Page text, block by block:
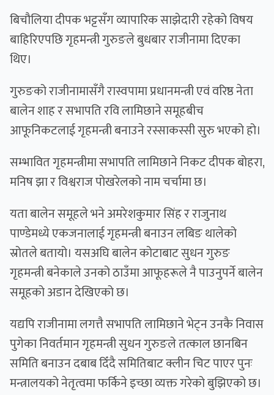
बिचौलिया दीपक भट्टसँग व्यापारिक साझेदारी रहेको विषय
बाहिरिएपछि गृहमन्त्री गुरुङले बुधबार राजीनामा दिएका
थिए।
गुरुङको राजीनामासँगै रास्वपामा प्रधानमन्त्री एवं वरिष्ठ नेता
बालेन शाह र सभापति रवि लामिछाने समूहबीच
आफूनिकटलाई गृहमन्त्री बनाउने रस्साकस्सी सुरु भएको हो।
सम्भावित गृहमन्त्रीमा सभापति लामिछाने निकट दीपक बोहरा,
मनिष झा र विश्वराज पोखरेलको नाम चर्चामा छ।
यता बालेन समूहले भने अमरेशकुमार सिंह र राजुनाथ
पाण्डेमध्ये एकजनालाई गृहमन्त्री बनाउन लबिङ थालेको
स्रोतले बतायो। यसअघि बालेन कोटाबाट सुधन गुरुङ
गृहमन्त्री बनेकाले उनको ठाउँमा आफूहरूले नै पाउनुपर्ने बालेन
समूहको अडान देखिएको छ।
यद्यपि राजीनामा लगत्तै सभापति लामिछाने भेट्न उनकै निवास
पुगेका निवर्तमान गृहमन्त्री सुधन गुरुङले तत्काल छानबिन
समिति बनाउन दबाब दिँदै समितिबाट क्लीन चिट पाएर पुनः
मन्त्रालयको नेतृत्वमा फर्किने इच्छा व्यक्त गरेको बुझिएको छ।